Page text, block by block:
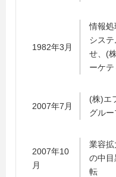
1982年3月
情報処
シス
せ、(
ーケ
2007年7月
(株)エ
グル
2007年10
月
業容
の中
転